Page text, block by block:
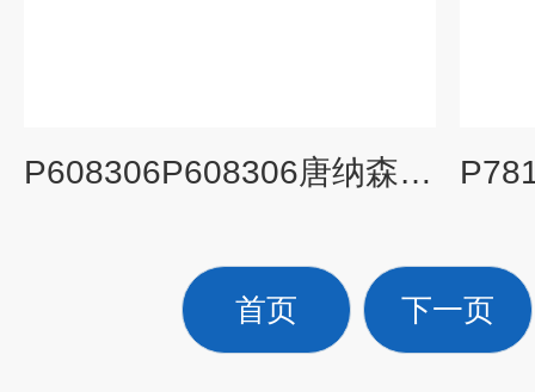
P608306P608306唐纳森滤芯
首页 下一页